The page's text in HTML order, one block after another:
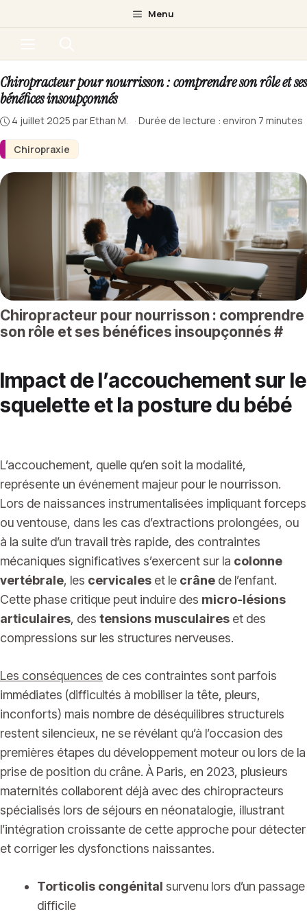
au
Menu
Chiropraxie
Chiropracteur pour nourrisson : comprendre son rôle et ses
bénéfices insoupçonnés
4 juillet 2025 parEthan M. · Durée de lecture : environ 7 minutes
Chiropracteur pour nourrisson : comprendre
son rôle et ses bénéfices insoupçonnés #
Impact de l’accouchement sur le
squelette et la posture du bébé
L’accouchement, quelle qu’en soit la modalité,
représente un événement majeur pour le nourrisson.
Lors de naissances instrumentalisées impliquant forceps
ou ventouse, dans les cas d’extractions prolongées, ou
à la suite d’un travail très rapide, des contraintes
mécaniques significatives s’exercent sur la colonne
vertébrale, les cervicales et le crâne de l’enfant.
Cette phase critique peut induire des micro-lésions
articulaires, des tensions musculaires et des
compressions sur les structures nerveuses.
Les conséquences de ces contraintes sont parfois
immédiates (difficultés à mobiliser la tête, pleurs,
inconforts) mais nombre de déséquilibres structurels
restent silencieux, ne se révélant qu’à l’occasion des
premières étapes du développement moteur ou lors de la
prise de position du crâne. À Paris, en 2023, plusieurs
maternités collaborent déjà avec des chiropracteurs
spécialisés lors de séjours en néonatalogie, illustrant
l’intégration croissante de cette approche pour détecter
et corriger les dysfonctions naissantes.
Torticolis congénital survenu lors d’un passage
difficile